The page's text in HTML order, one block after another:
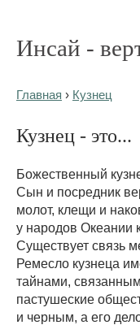
Инсай -
Главная › Кузнец
Кузнец - это...
Божественный
Сын и посредник
молот, клещи и
у народов Океании
Существует связь
Ремесло кузнеца
тайнами,
пастушеские
и черным, а его